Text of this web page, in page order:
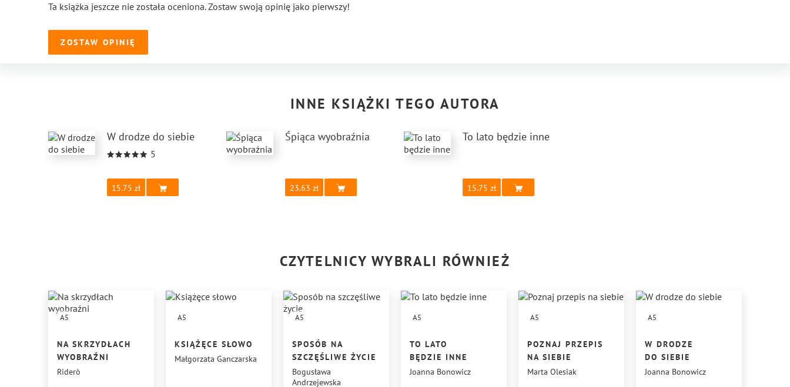
Ta książka jeszcze nie została oceniona. Zostaw swoją opinię jako pierwszy!
ZOSTAW OPINIĘ
INNE KSIĄŻKI TEGO AUTORA
W drodze do siebie
5
15.75
Śpiąca wyobraźnia
23.63
To lato będzie inne
15.75
CZYTELNICY WYBRALI RÓWNIEŻ
A5
NA SKRZYDŁACH
WYOBRAŹNI
Riderò
A5
KSIĄŻĘCE SŁOWO
Małgorzata Ganczarska
A5
SPOSÓB NA
SZCZĘŚLIWE ŻYCIE
Bogusława
Andrzejewska
A5
TO LATO
BĘDZIE INNE
Joanna Bonowicz
A5
POZNAJ PRZEPIS
NA SIEBIE
Marta Olesiak
A5
W DRODZE
DO SIEBIE
Joanna Bonowicz